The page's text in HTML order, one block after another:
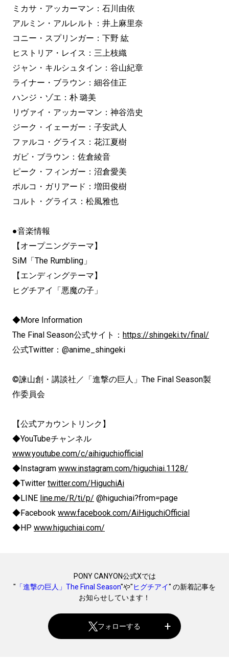
ミカサ・アッカーマン：石川由依
アルミン・アルレルト：井上麻里奈
コニー・スプリンガー：下野 紘
ヒストリア・レイス：三上枝織
ジャン・キルシュタイン：谷山紀章
ライナー・ブラウン：細谷佳正
ハンジ・ゾエ：朴 璐美
リヴァイ・アッカーマン：神谷浩史
ジーク・イェーガー：子安武人
ファルコ・グライス：花江夏樹
ガビ・ブラウン：佐倉綾音
ピーク・フィンガー：沼倉愛美
ポルコ・ガリアード：増田俊樹
コルト・グライス：松風雅也
●音楽情報
【オープニングテーマ】
SiM「The Rumbling」
【エンディングテーマ】
ヒグチアイ「悪魔の子」
◆More Information
The Final Season公式サイト： https://shingeki.tv/final/
公式Twitter：@anime_shingeki
©諫山創・講談社／「進撃の巨人」The Final Season製
作委員会
【公式アカウントリンク】
◆YouTubeチャンネル
www.youtube.com/c/aihiguchiofficial
◆Instagram www.instagram.com/higuchiai.1128/
◆Twitter twitter.com/HiguchiAi
◆LINE line.me/R/ti/p/ @higuchiai?from=page
◆Facebook www.facebook.com/AiHiguchiOfficial
◆HP www.higuchiai.com/
PONY CANYON公式Xでは
" 「進撃の巨人」The Final Season"や"ヒグチアイ" の新着記事を
お知らせしています！
フォローする